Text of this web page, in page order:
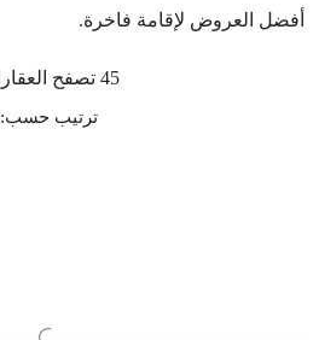
أفضل العروض لإقامة فاخرة.
45 تصفح العقارات
ترتيب حسب: